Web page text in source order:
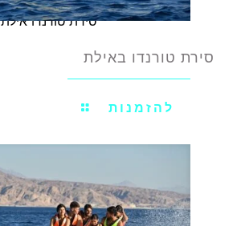
סירת טורנדו אילת
סירת טורנדו באילת
להזמנות